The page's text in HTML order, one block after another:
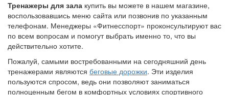
профессиональные изделия не перегреваются и не требуют
длительной «передышки». Таким образом, весь поток
посетителей остается довольным.
Тренажеры для залакупить вы можете в нашем магазине,
телефонам. Менеджеры «Фитнесспорт» проконсультируют вас
по всем вопросам и помогут выбрать именно то, что вы
действительно хотите.